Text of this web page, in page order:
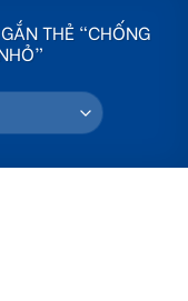
THẺ “CHỐNG